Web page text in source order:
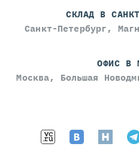
СКЛАД В
Санкт-Петербург,
ОФИС В
Москва, Большая